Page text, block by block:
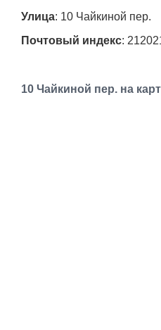
Афиша
Транспорт
Улица: 10 Чайкиной пер.
Почтовый индекс:
10 Чайкиной пер. на